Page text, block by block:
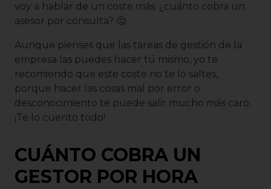
voy a hablar de un coste más: ¿cuánto cobra un
asesor por consulta? 🤔
Aunque pienses que las tareas de gestión de la
empresa las puedes hacer tú mismo, yo te
recomiendo que este coste no te lo saltes,
porque hacer las cosas mal por error o
desconocimiento te puede salir mucho más caro.
¡Te lo cuento todo!
CUÁNTO COBRA UN
GESTOR POR HORA